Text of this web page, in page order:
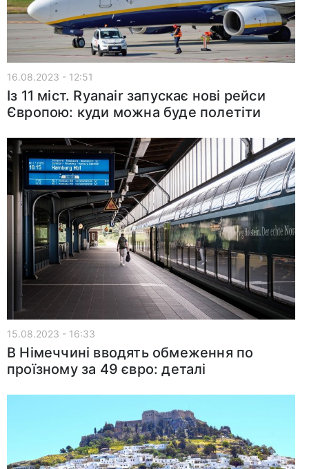
16.08.2023 - 12:51
Із 11 міст. Ryanair запускає нові рейси
Європою: куди можна буде полетіти
15.08.2023 - 16:33
В Німеччині вводять обмеження по
проїзному за 49 євро: деталі